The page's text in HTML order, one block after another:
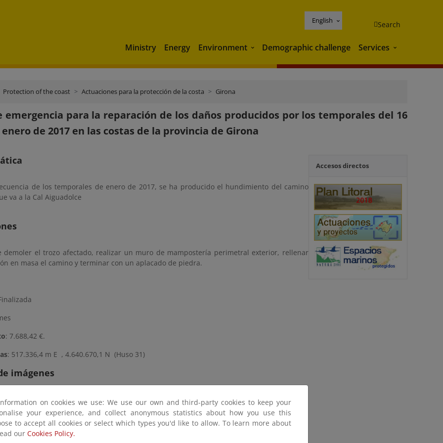
English Search
Ministry Energy Environment Environment
Demographic challenge Services Services
Protection of the coast Actuaciones para la protección de la costa Girona
emergencia para la reparación de los daños producidos por los temporales del 16
enero de 2017 en las costas de la provincia de Girona
de los temporales de enero de 2017, se ha producido el hundimiento del camino
va a la Cal Aiguadolce
demoler el trozo afectado, realizar un muro de mampostería perimetral exterior, rellenar
en masa el camino y terminar con un aplacado de piedra.
: 7.688,42 €.
: 517.336,4 m E , 4.640.670,1 N (Huso 31)
imágenes
la imagen para ver la galería del proyecto a tamaño completo:
Accesos directos
on cookies we use: We use our own and third-party cookies to keep your
your experience, and collect anonymous statistics about how you use this
to accept all cookies or select which types you'd like to allow. To learn more about
our Cookies Policy.